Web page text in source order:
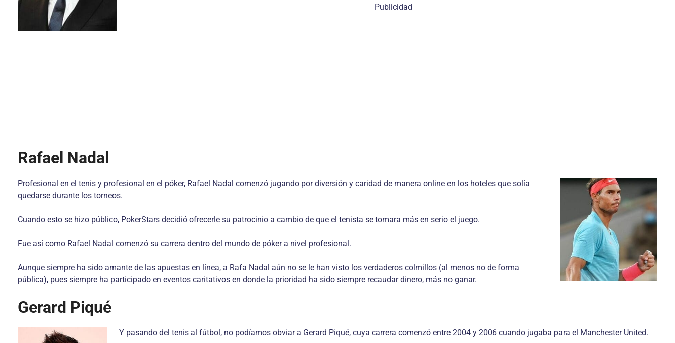
Publicidad
Rafael Nadal
Profesional en el tenis y profesional en el póker, Rafael Nadal comenzó jugando por diversión y caridad de manera online en los hoteles que solía
quedarse durante los torneos.
Cuando esto se hizo público, PokerStars decidió ofrecerle su patrocinio a cambio de que el tenista se tomara más en serio el juego.
Fue así como Rafael Nadal comenzó su carrera dentro del mundo de póker a nivel profesional.
Aunque siempre ha sido amante de las apuestas en línea, a Rafa Nadal aún no se le han visto los verdaderos colmillos (al menos no de forma
pública), pues siempre ha participado en eventos caritativos en donde la prioridad ha sido siempre recaudar dinero, más no ganar.
Gerard Piqué
Y pasando del tenis al fútbol, no podíamos obviar a Gerard Piqué, cuya carrera comenzó entre 2004 y 2006 cuando jugaba para el Manchester United.